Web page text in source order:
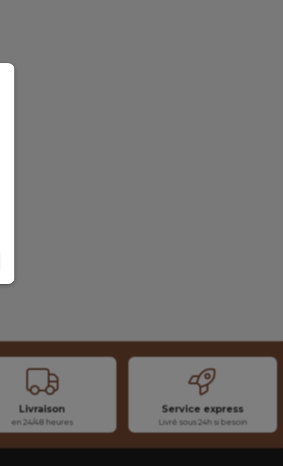
Livraison
en 24/48 heures
Service express
Livré sous 24h si besoin